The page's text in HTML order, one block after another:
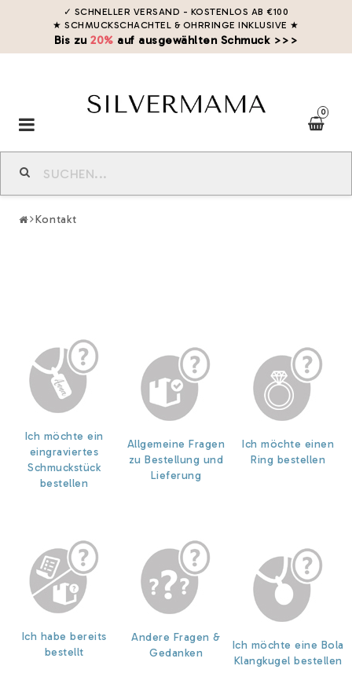
✓ SCHNELLER VERSAND - KOSTENLOS AB €100
★ SCHMUCKSCHACHTEL & OHRRINGE INKLUSIVE ★
Bis zu20% auf ausgewählten Schmuck >>>
0
Toggle
navigation
Kontakt
Ich möchte ein
eingraviertes
Schmuckstück
bestellen
Allgemeine Fragen
zu Bestellung und
Lieferung
Ich möchte einen
Ring bestellen
Ich habe bereits
bestellt
Andere Fragen &
Gedanken
Ich möchte eine Bola
Klangkugel bestellen